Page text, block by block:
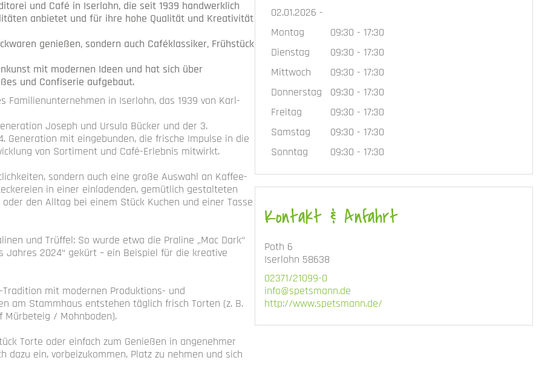
und Café in Iserlohn, die seit 1939 handwerklich
anbietet und für ihre hohe Qualität und Kreativität
genießen, sondern auch Caféklassiker, Frühstück
mit modernen Ideen und hat sich über
und Confiserie aufgebaut.
in Iserlohn, das 1939 von Karl-
Joseph und Ursula Bücker und der 3.
mit eingebunden, die frische Impulse in die
von Sortiment und Café-Erlebnis mitwirkt.
sondern auch eine große Auswahl an Kaffee-
in einer einladenden, gemütlich gestalteten
den Alltag bei einem Stück Kuchen und einer Tasse
und Trüffel: So wurde etwa die Praline „Mac Dark“
Jahres 2024“ gekürt – ein Beispiel für die kreative
mit modernen Produktions- und
am Stammhaus entstehen täglich frisch Torten (z. B.
Mürbeteig / Mohnboden).
Torte oder einfach zum Genießen in angenehmer
ein, vorbeizukommen, Platz zu nehmen und sich
02.01.2026 -
Montag
09:30 - 17:30
Dienstag
09:30 - 17:30
Mittwoch
09:30 - 17:30
Donnerstag
09:30 - 17:30
Freitag
09:30 - 17:30
Samstag
09:30 - 17:30
Sonntag
09:30 - 17:30
Kontakt & Anfahrt
Poth 6
Iserlohn 58638
02371/21099-0
info@spetsmann.de
http://www.spetsmann.de/